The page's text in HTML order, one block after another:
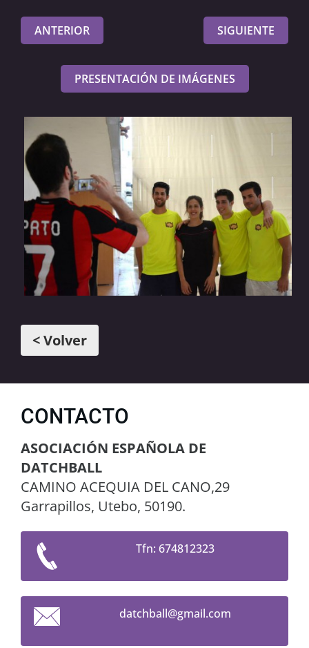
ANTERIOR SIGUIENTE
PRESENTACIÓN DE IMÁGENES
< Volver
CONTACTO
ASOCIACIÓN ESPAÑOLA DE
DATCHBALL
CAMINO ACEQUIA DEL CANO,29
Garrapillos, Utebo, 50190.
Tfn: 674812323
datchball@gmail.com